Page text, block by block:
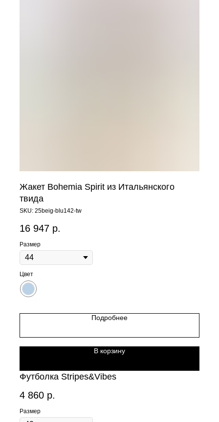
Жакет Bohemia Spirit из Итальянского
твида
SKU: 25beig-blu142-tw
16 947 р.
Размер
Цвет
Подробнее
В корзину
Футболка Stripes&Vibes
4 860 р.
Размер